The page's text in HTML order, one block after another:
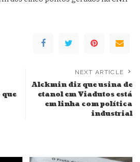
NEXT ARTICLE
Alckmin diz que usina de
etanol em Viadutos está
em linha com política
industrial